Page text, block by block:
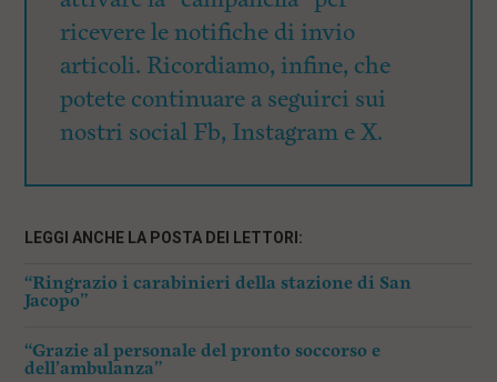
ricevere le notifiche di invio
articoli. Ricordiamo, infine, che
potete continuare a seguirci sui
nostri social Fb, Instagram e X.
LEGGI ANCHE LA POSTA DEI LETTORI:
“Ringrazio i carabinieri della stazione di San
Jacopo”
“Grazie al personale del pronto soccorso e
dell’ambulanza”